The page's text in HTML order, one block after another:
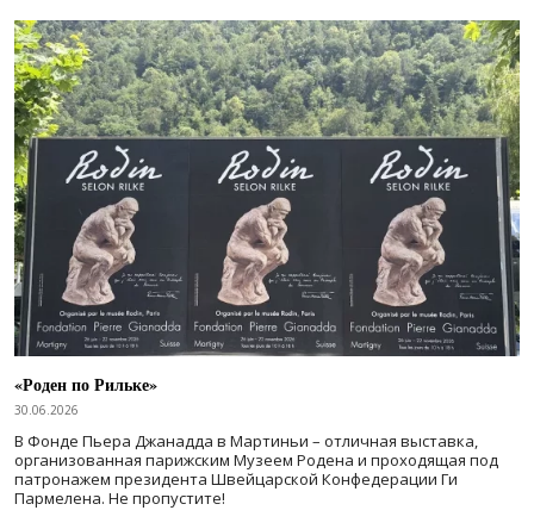
«Роден по Рильке»
30.06.2026
В Фонде Пьера Джанадда в Мартиньи – отличная выставка,
организованная парижским Музеем Родена и проходящая под
патронажем президента Швейцарской Конфедерации Ги
Пармелена. Не пропустите!